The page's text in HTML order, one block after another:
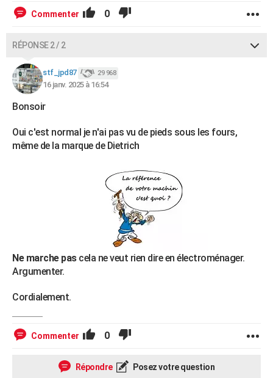
Commenter 0
RÉPONSE 2 / 2
stf_jpd87 29 968
16 janv. 2025 à 16:54
Bonsoir
Oui c'est normal je n'ai pas vu de pieds sous les fours,
même de la marque de Dietrich
Ne marche pascela ne veut rien dire en électroménager.
Argumenter.
Cordialement.
Commenter 0
Répondre Posez votre question